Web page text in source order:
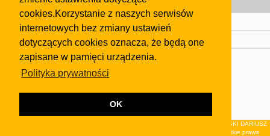
cookies.Korzystanie z naszych serwisów
internetowych bez zmiany ustawień
dotyczących cookies oznacza, że będą one
zapisane w pamięci urządzenia.
Polityka prywatności
OK
Strefa dla biznesu
Biura nieruchomości
Dealerzy i autokomisy
Skontaktuj się z nami
regulaminuiPolityki Prywatności.
Klauzula FB
© 2026Wydawnictwo NEON sp. z o.o. (dawniej: FIRMA NEON MAREK KLUCZEWSKI DARIUSZ
KRAWCZYK s.c.) z siedzibą w Olkuszu, ul.Żuradzka 15, 32-300 Olkusz . Wszystkie prawa